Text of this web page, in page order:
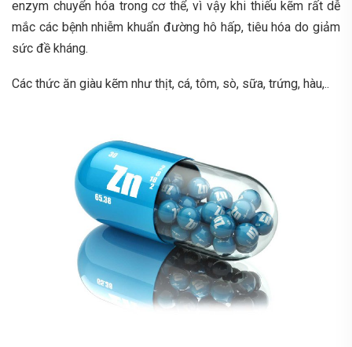
enzym chuyển hóa trong cơ thể, vì vậy khi thiếu kẽm rất dễ
mắc các bệnh nhiễm khuẩn đường hô hấp, tiêu hóa do giảm
sức đề kháng.
Các thức ăn giàu kẽm như thịt, cá, tôm, sò, sữa, trứng, hàu,..